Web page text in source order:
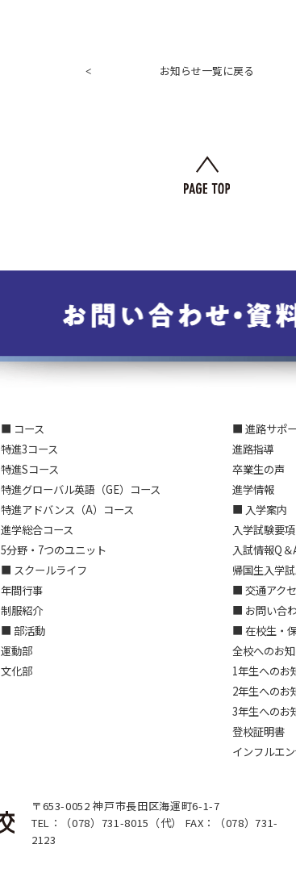
< お知らせ一覧に戻る
■ コース
特進3コース
特進Sコース
特進グローバル英語（GE）コース
特進アドバンス（A）コース
進学総合コース
5分野・7つのユニット
■ スクールライフ
年間行事
制服紹介
■ 部活動
運動部
文化部
■ 進路サポ
進路指導
卒業生の声
進学情報
■ 入学案内
入学試験要項
入試情報Q＆
帰国生入学
■ 交通アク
■ お問い合
■ 在校生・
全校へのお
1年生へのお
2年生へのお
3年生へのお
登校証明書
インフルエ
〒653-0052 神戸市長田区海運町6-1-7
TEL：（078）731-8015（代） FAX：（078）731-
2123